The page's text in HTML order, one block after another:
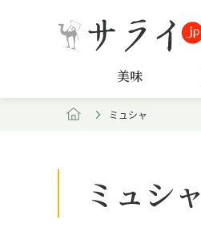
美味
ミュシャ
ミュシャ